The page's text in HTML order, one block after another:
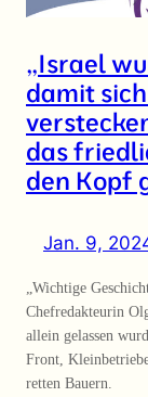
„Israel
damit
das
den Kopf
Jan. 9,
„Wichtige
Chefredakteurin
allein gelassen
Front,
retten Bauern.